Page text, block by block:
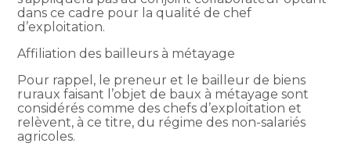
dans ce cadre pour la qualité de chef
d’exploitation.
Affiliation des bailleurs à métayage
Pour rappel, le preneur et le bailleur de biens
ruraux faisant l’objet de baux à métayage sont
considérés comme des chefs d’exploitation et
relèvent, à ce titre, du régime des non-salariés
agricoles.